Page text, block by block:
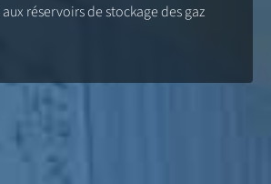
réservoirs de stockage des gaz